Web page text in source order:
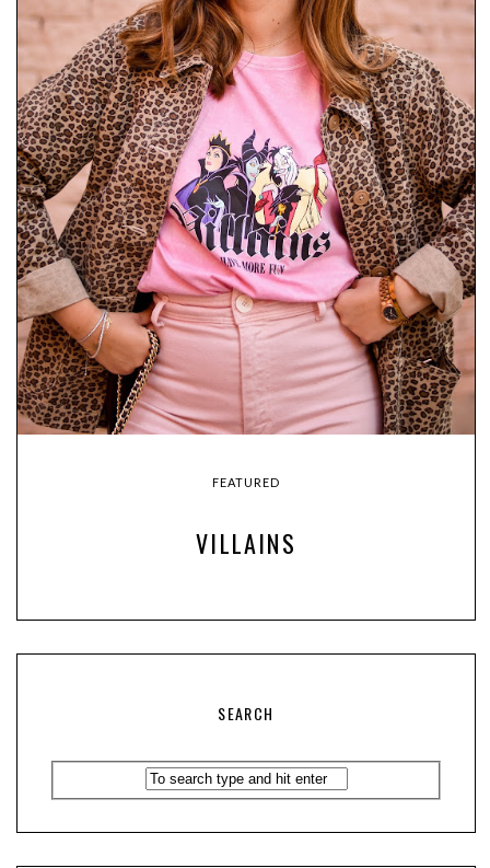
FEATURED
VILLAINS
SEARCH